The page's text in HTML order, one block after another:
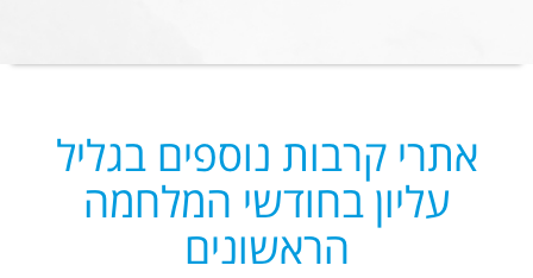
אתרי קרבות נוספים בגליל
עליון בחודשי המלחמה
הראשונים